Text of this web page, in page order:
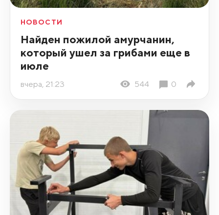
НОВОСТИ
Найден пожилой амурчанин,
который ушел за грибами еще в
июле
вчера, 21:23 544 0